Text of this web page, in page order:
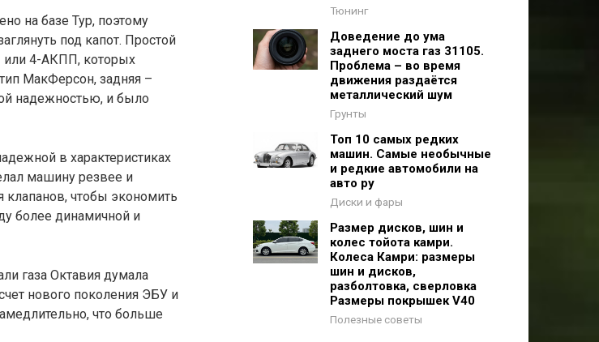
на базе Тур, поэтому
под капот. Простой
или 4-АКПП, которых
МакФерсон, задняя –
надежностью, и было
в характеристиках
машину резвее и
клапанов, чтобы экономить
более динамичной и
газа Октавия думала
нового поколения ЭБУ и
что больше
Тюнинг
Доведение до ума
заднего моста газ 31105.
Проблема – во время
движения раздаётся
металлический шум
Грунты
Топ 10 самых редких
машин. Самые необычные
и редкие автомобили на
авто ру
Диски и фары
Размер дисков, шин и
колес тойота камри.
Колеса Камри: размеры
шин и дисков,
разболтовка, сверловка
Размеры покрышек V40
Полезные советы